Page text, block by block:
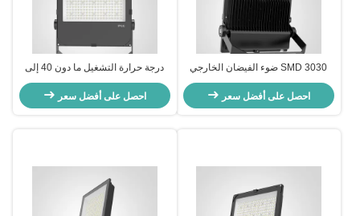
SMD 3030 ضوء الفيضان الخارجي
LED في 3000K 4000K 6000K
دمجة اللون مناسبة لمواقف السيارات
واجهة المباني والمناطق الخارجية
احصل على أفضل سعر
درجة حرارة التشغيل ما دون 40 إلى
زائد 65 درجة مصباح الفيضانات LED
200 و 300 واط نموذج للإضاءة
احصل على أفضل سعر